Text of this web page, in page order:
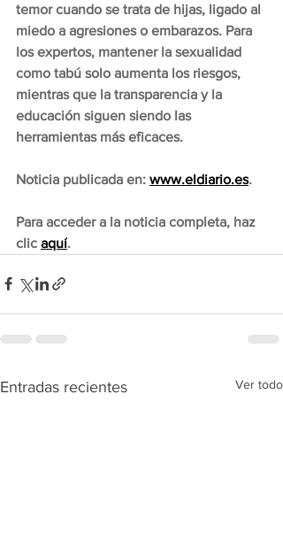
temor cuando se trata de hijas, ligado al
miedo a agresiones o embarazos. Para
los expertos, mantener la sexualidad
como tabú solo aumenta los riesgos,
mientras que la transparencia y la
educación siguen siendo las
herramientas más eficaces.
Noticia publicada en: www.eldiario.es.
Para acceder a la noticia completa, haz
clic aquí.
Entradas recientes Ver todo